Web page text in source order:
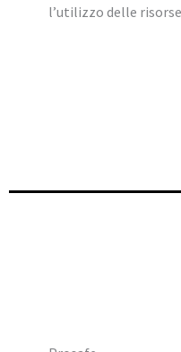
l’utilizzo delle